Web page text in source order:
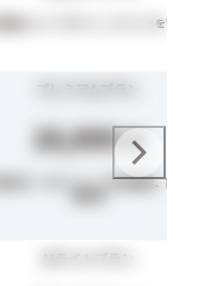
能なシナリオチャットボットを実装
28,000円
分析、有人チャット支援機能、設定